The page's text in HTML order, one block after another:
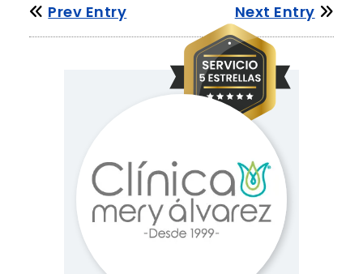
Prev Entry Next Entry